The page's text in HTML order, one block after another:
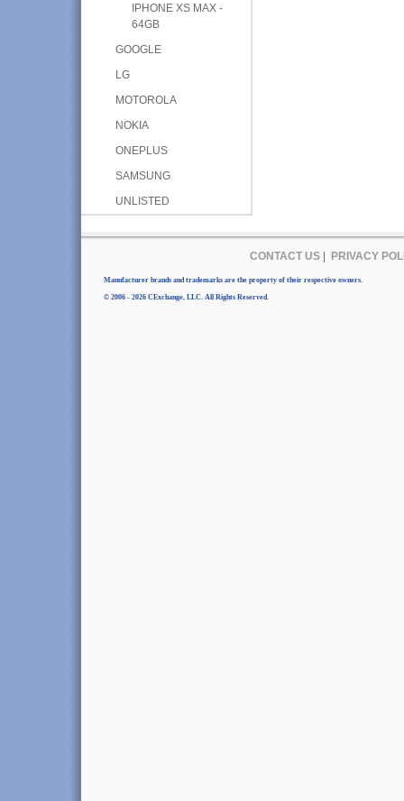
IPHONE XS MAX -
64GB
GOOGLE
LG
MOTOROLA
NOKIA
ONEPLUS
SAMSUNG
UNLISTED
CONTACT US| PRIVACY
Manufacturer brands and trademarks are the property of their respective owners.
© 2006 - 2026 CExchange, LLC. All Rights Reserved.